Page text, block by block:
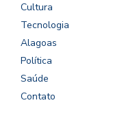
Cultura
Tecnologia
Alagoas
Política
Saúde
Contato